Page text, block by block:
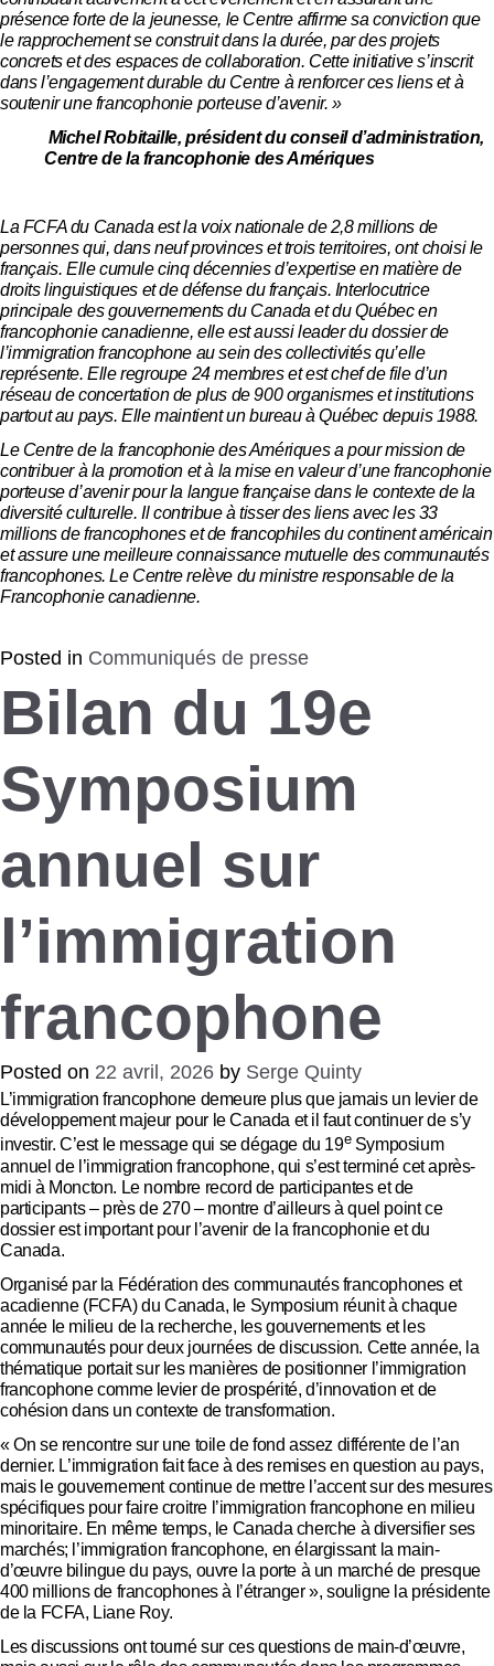
présence forte de la jeunesse, le Centre affirme sa conviction que
le rapprochement se construit dans la durée, par des projets
concrets et des espaces de collaboration. Cette initiative s’inscrit
dans l’engagement durable du Centre à renforcer ces liens et à
soutenir une francophonie porteuse d’avenir. »
Michel Robitaille, président du conseil d’administration,
Centre de la francophonie des Amériques
La FCFA du Canada est la voix nationale de 2,8 millions de
personnes qui, dans neuf provinces et trois territoires, ont choisi le
français. Elle cumule cinq décennies d’expertise en matière de
droits linguistiques et de défense du français. Interlocutrice
principale des gouvernements du Canada et du Québec en
francophonie canadienne, elle est aussi leader du dossier de
l’immigration francophone au sein des collectivités qu’elle
représente. Elle regroupe 24 membres et est chef de file d’un
réseau de concertation de plus de 900 organismes et institutions
partout au pays. Elle maintient un bureau à Québec depuis 1988.
Le Centre de la francophonie des Amériques a pour mission de
contribuer à la promotion et à la mise en valeur d’une francophonie
porteuse d’avenir pour la langue française dans le contexte de la
diversité culturelle. Il contribue à tisser des liens avec les 33
millions de francophones et de francophiles du continent américain
et assure une meilleure connaissance mutuelle des communautés
francophones. Le Centre relève du ministre responsable de la
Francophonie canadienne.
Posted in Communiqués de presse
Bilan du 19e
Symposium
annuel sur
l’immigration
francophone
Posted on 22 avril, 2026 by Serge Quinty
L’immigration francophone demeure plus que jamais un levier de
développement majeur pour le Canada et il faut continuer de s’y
investir. C’est le message qui se dégage du 19eSymposium
annuel de l’immigration francophone, qui s’est terminé cet après-
midi à Moncton. Le nombre record de participantes et de
participants – près de 270 – montre d’ailleurs à quel point ce
dossier est important pour l’avenir de la francophonie et du
Canada.
Organisé par la Fédération des communautés francophones et
acadienne (FCFA) du Canada, le Symposium réunit à chaque
année le milieu de la recherche, les gouvernements et les
communautés pour deux journées de discussion. Cette année, la
thématique portait sur les manières de positionner l’immigration
francophone comme levier de prospérité, d’innovation et de
cohésion dans un contexte de transformation.
« On se rencontre sur une toile de fond assez différente de l’an
dernier. L’immigration fait face à des remises en question au pays,
mais le gouvernement continue de mettre l’accent sur des mesures
spécifiques pour faire croitre l’immigration francophone en milieu
minoritaire. En même temps, le Canada cherche à diversifier ses
marchés; l’immigration francophone, en élargissant la main-
d’œuvre bilingue du pays, ouvre la porte à un marché de presque
400 millions de francophones à l’étranger », souligne la présidente
de la FCFA, Liane Roy.
Les discussions ont tourné sur ces questions de main-d’œuvre,